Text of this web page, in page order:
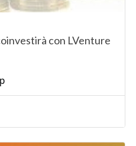
con LVenture